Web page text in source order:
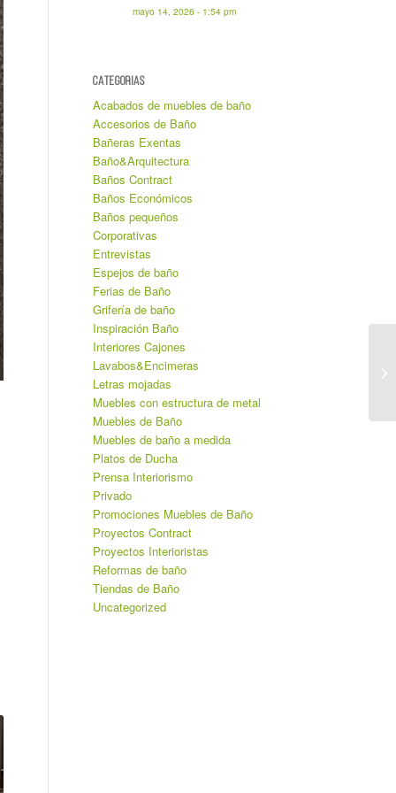
mayo 14, 2026 - 1:54 pm
CATEGORIAS
Acabados de muebles de baño
Accesorios de Baño
Bañeras Exentas
Baño&Arquitectura
Baños Contract
Baños Económicos
Baños pequeños
Corporativas
Entrevistas
Espejos de baño
Ferias de Baño
Grifería de baño
Inspiración Baño
Interiores Cajones
Lavabos&Encimeras
Letras mojadas
Muebles con estructura de metal
Muebles de Baño
Muebles de baño a medida
Platos de Ducha
Prensa Interiorismo
Privado
Promociones Muebles de Baño
Proyectos Contract
Proyectos Interioristas
Reformas de baño
Tiendas de Baño
Uncategorized